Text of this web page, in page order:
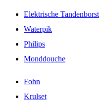
Elektrische
Waterpik
Philips
Monddouche
Fohn
Krulset